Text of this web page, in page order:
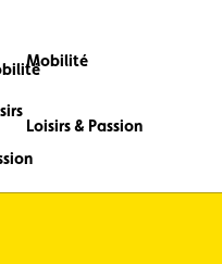
Mobilité
Loisirs & Passion